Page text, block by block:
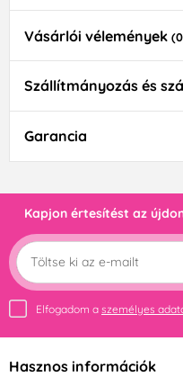
Vásárlói vélemények
Szállítmányozás és
Garancia
Kapjon értesítést az
Elfogadom a személyes
Hasznos információk